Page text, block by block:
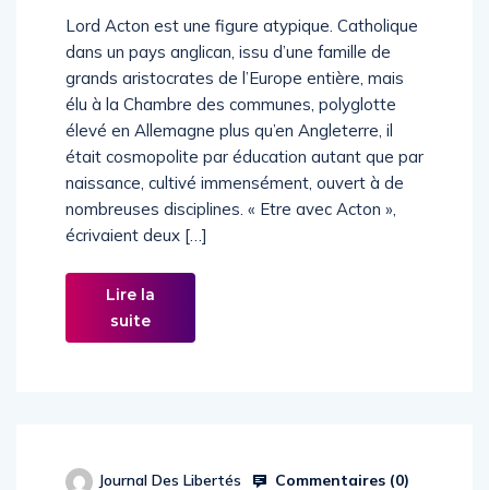
Lord Acton est une figure atypique. Catholique
dans un pays anglican, issu d’une famille de
grands aristocrates de l’Europe entière, mais
élu à la Chambre des communes, polyglotte
élevé en Allemagne plus qu’en Angleterre, il
était cosmopolite par éducation autant que par
naissance, cultivé immensément, ouvert à de
nombreuses disciplines. « Etre avec Acton »,
écrivaient deux […]
Lire la
suite
Journal Des Libertés Commentaires (0)